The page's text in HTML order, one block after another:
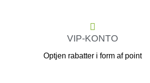
VIP-KONTO
Optjen rabatter i form af point